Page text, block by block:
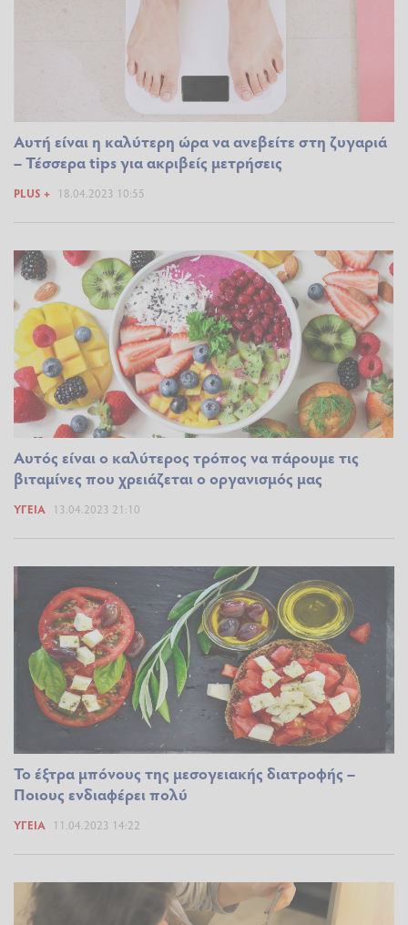
Αυτή είναι η καλύτερη ώρα να ανεβείτε στη ζυγαριά
– Τέσσερα tips για ακριβείς μετρήσεις
PLUS + 18.04.2023 10:55
Αυτός είναι ο καλύτερος τρόπος να πάρουμε τις
βιταμίνες που χρειάζεται ο οργανισμός μας
ΥΓΕΊΑ 13.04.2023 21:10
Το έξτρα μπόνους της μεσογειακής διατροφής –
Ποιους ενδιαφέρει πολύ
ΥΓΕΊΑ 11.04.2023 14:22